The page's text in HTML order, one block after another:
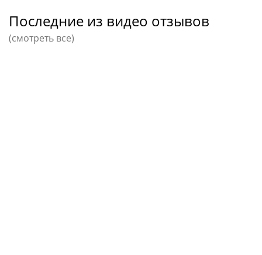
Последние из видео отзывов
(смотреть все)